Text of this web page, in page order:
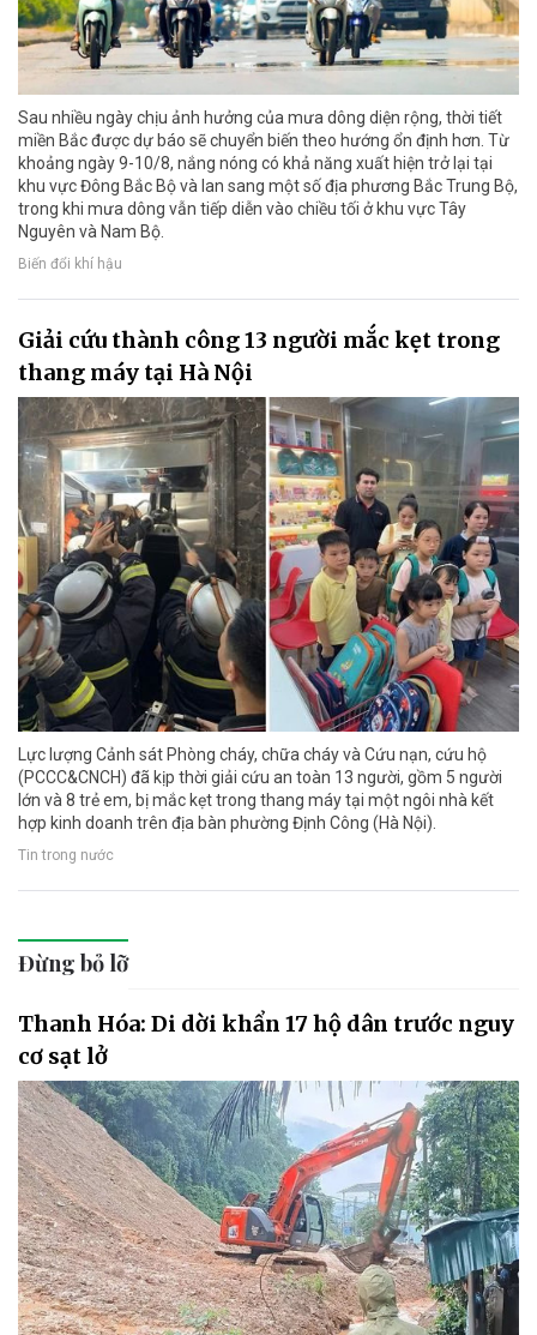
Sau nhiều ngày chịu ảnh hưởng của mưa dông diện rộng, thời tiết
miền Bắc được dự báo sẽ chuyển biến theo hướng ổn định hơn. Từ
khoảng ngày 9-10/8, nắng nóng có khả năng xuất hiện trở lại tại
khu vực Đông Bắc Bộ và lan sang một số địa phương Bắc Trung Bộ,
trong khi mưa dông vẫn tiếp diễn vào chiều tối ở khu vực Tây
Nguyên và Nam Bộ.
Biến đổi khí hậu
Giải cứu thành công 13 người mắc kẹt trong
thang máy tại Hà Nội
Lực lượng Cảnh sát Phòng cháy, chữa cháy và Cứu nạn, cứu hộ
(PCCC&CNCH) đã kịp thời giải cứu an toàn 13 người, gồm 5 người
lớn và 8 trẻ em, bị mắc kẹt trong thang máy tại một ngôi nhà kết
hợp kinh doanh trên địa bàn phường Định Công (Hà Nội).
Tin trong nước
Đừng bỏ lỡ
Thanh Hóa: Di dời khẩn 17 hộ dân trước nguy
cơ sạt lở